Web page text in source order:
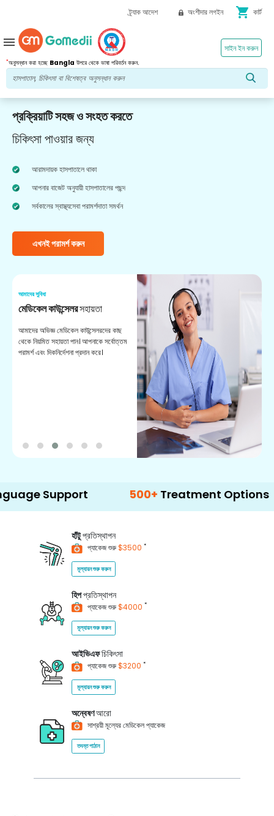
ট্র্যাক আদেশ অংশীদার লগইন shopping_cart কার্ট
*অনুসন্ধান করা হচ্ছে Bangla উপরে থেকে ভাষা পরিবর্তন করুন.
সাইন ইন করুন
menu
প্রক্রিয়াটি সহজ ও সংহত করতে
চিকিৎসা পাওয়ার জন্য
আরামদায়ক হাসপাতালে থাকা
আপনার বাজেট অনুযায়ী হাসপাতালের পছন্দ
সর্বকালের স্বাস্থ্যসেবা পরামর্শদাতা সমর্থন
এখনই পরামর্শ করুন
আমাদের সুবিধা
মেডিকেল কাউন্সেলরসহায়তা
আমাদের অভিজ্ঞ মেডিকেল কাউন্সেলরদের কাছ
থেকে নিয়মিত সহায়তা পান। আপনাকে সর্বোত্তম
পরামর্শ এবং দিকনির্দেশনা প্রদান করে।
500+ Treatment Options
হাঁটুপ্রতিস্থাপন
প্যাকেজ শুরু$3500 *
মূল্যায়ন শুরু করুন
হিপপ্রতিস্থাপন
প্যাকেজ শুরু$4000 *
মূল্যায়ন শুরু করুন
আইভিএফচিকিৎসা
প্যাকেজ শুরু$3200 *
মূল্যায়ন শুরু করুন
অন্বেষণআরো
সাশ্রয়ী মূল্যের মেডিকেল প্যাকেজ
তদন্ত পাঠান